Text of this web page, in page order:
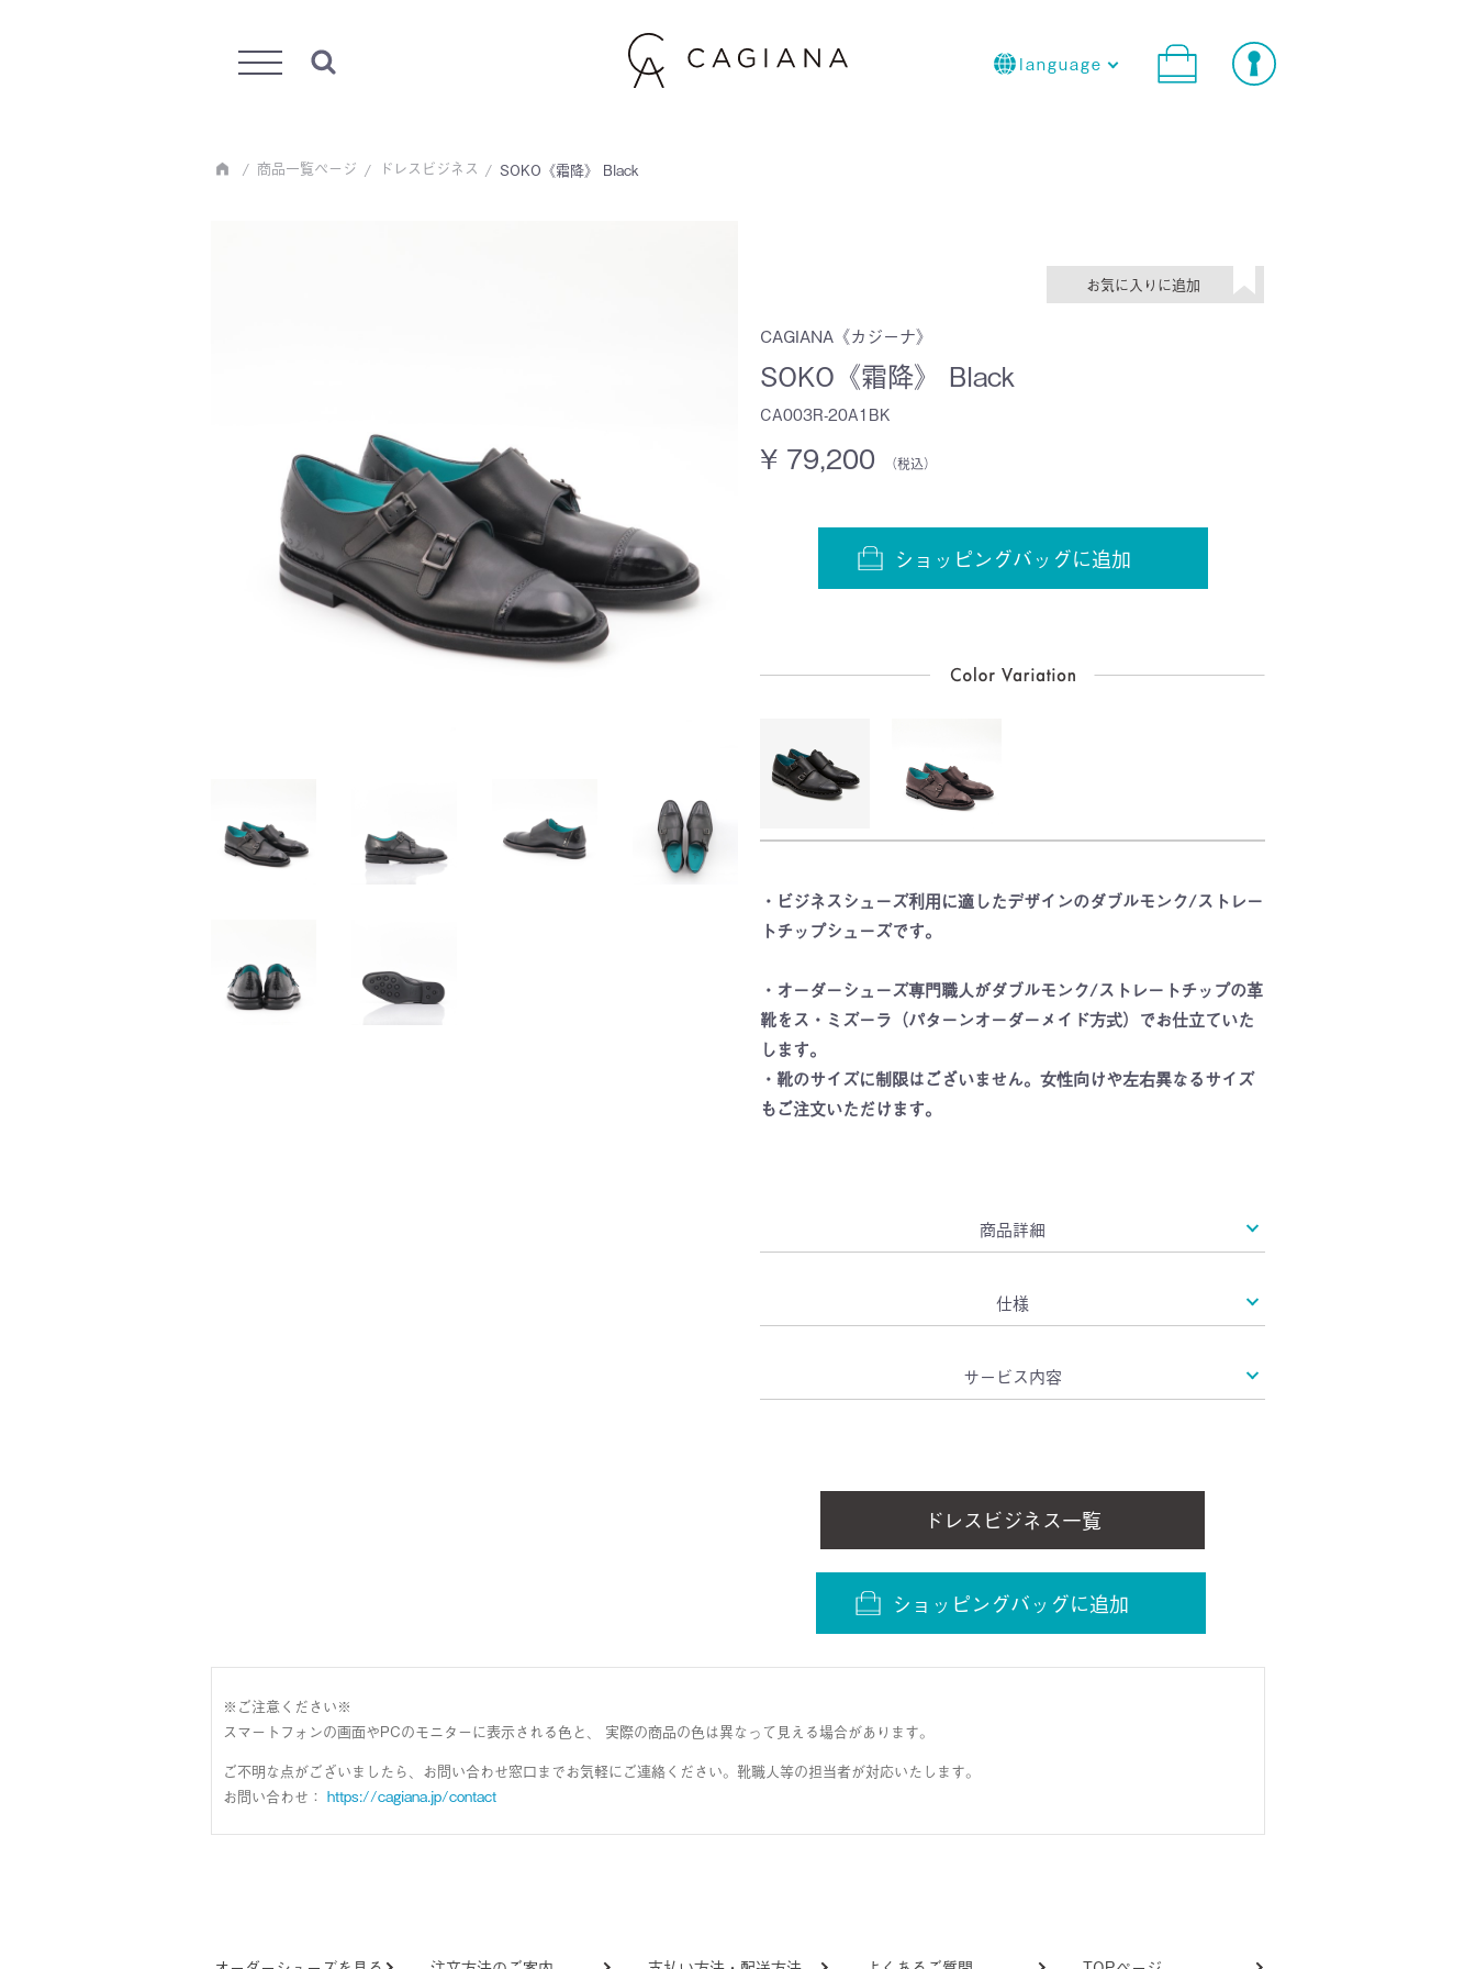
language
Menu
商品一覧ページ ドレスビジネス SOKO《霜降》 Black
CAGIANA《カジーナ》
SOKO《霜降》 Black
CA003R-20A1BK
¥ 79,200 （税込）
・ビジネスシューズ利用に適したデザインのダブルモンク/ストレー
トチップシューズです。
・オーダーシューズ専門職人がダブルモンク/ストレートチップの革
靴をス・ミズーラ（パターンオーダーメイド方式）でお仕立ていた
します。
・靴のサイズに制限はございません。女性向けや左右異なるサイズ
もご注文いただけます。
商品詳細
仕様
サービス内容
ドレスビジネス一覧
ショッピングバッグに追加
ショッピングバッグに追加
※ご注意ください※
スマートフォンの画面やPCのモニターに表示される色と、 実際の商品の色は異なって見える場合があります。
ご不明な点がございましたら、お問い合わせ窓口までお気軽にご連絡ください。靴職人等の担当者が対応いたします。
お問い合わせ： https://cagiana.jp/contact